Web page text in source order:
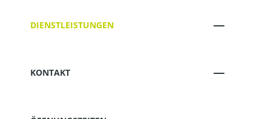
DIENSTLEISTUNGEN
KONTAKT